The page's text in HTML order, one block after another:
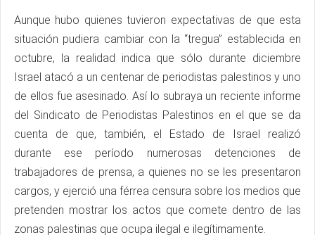
Aunque hubo quienes tuvieron expectativas de que esta
situación pudiera cambiar con la “tregua” establecida en
octubre, la realidad indica que sólo durante diciembre
Israel atacó a un centenar de periodistas palestinos y uno
de ellos fue asesinado. Así lo subraya un reciente informe
del Sindicato de Periodistas Palestinos en el que se da
cuenta de que, también, el Estado de Israel realizó
durante ese período numerosas detenciones de
trabajadores de prensa, a quienes no se les presentaron
cargos, y ejerció una férrea censura sobre los medios que
pretenden mostrar los actos que comete dentro de las
zonas palestinas que ocupa ilegal e ilegítimamente.